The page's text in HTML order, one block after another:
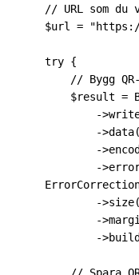
// URL som
$url =
try {